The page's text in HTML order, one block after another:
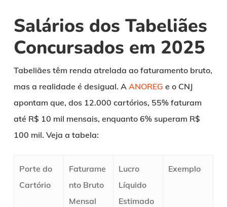
Salários dos Tabeliães
Concursados em 2025
Tabeliães têm renda atrelada ao faturamento bruto,
mas a realidade é desigual. A ANOREG e o CNJ
apontam que, dos 12.000 cartórios, 55% faturam
até R$ 10 mil mensais, enquanto 6% superam R$
100 mil. Veja a tabela:
Porte do
Cartório
Faturame
nto Bruto
Mensal
Lucro
Líquido
Estimado
Exemplo